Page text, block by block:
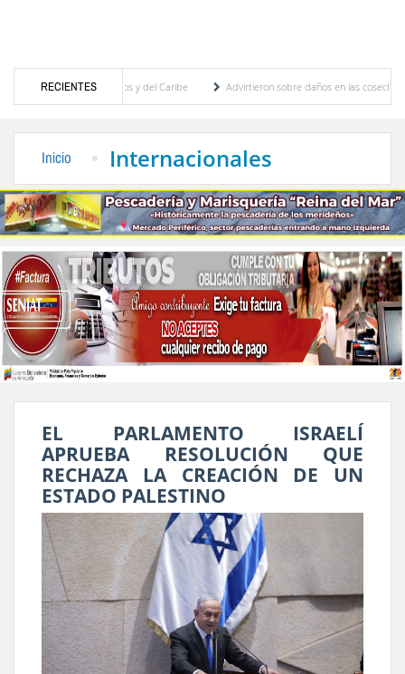
RECIENTES
Centroamericanos y del Caribe
Advirtieron sobre daños en las cosechas de los
Inicio Internacionales
EL PARLAMENTO ISRAELÍ
APRUEBA RESOLUCIÓN QUE
RECHAZA LA CREACIÓN DE UN
ESTADO PALESTINO